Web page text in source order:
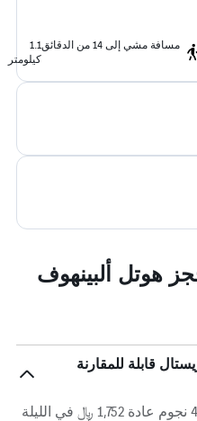
مسافة مشي إلى 14 من الدقائق
1.1
كيلومتر
هوتل ألبينهوف
قابلة للمقارنة
تكلف فنادق مايرهوفين المصنفة 4 نجوم عادة 1,752 ﷼ في الليلة